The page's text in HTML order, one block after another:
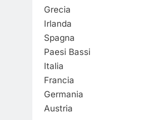
Grecia
Irlanda
Spagna
Paesi Bassi
Italia
Francia
Germania
Austria